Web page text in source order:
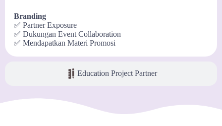
Education Project Partner
Branding
✅ Partner Exposure
✅ Dukungan Event Collaboration
✅ Mendapatkan Materi Promosi